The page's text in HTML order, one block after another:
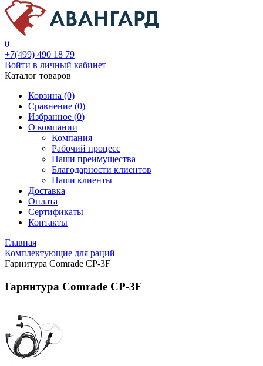
0
+7(499) 490 18 79
Войти в личный кабинет
Каталог товаров
Корзина (0)
Сравнение (0)
Избранное (0)
О компании
Компания
Рабочий процесс
Наши преимущества
Благодарности клиентов
Наши клиенты
Доставка
Оплата
Сертификаты
Контакты
Главная
Комплектующие для раций
Гарнитура Comrade CP-3F
Гарнитура Comrade CP-3F